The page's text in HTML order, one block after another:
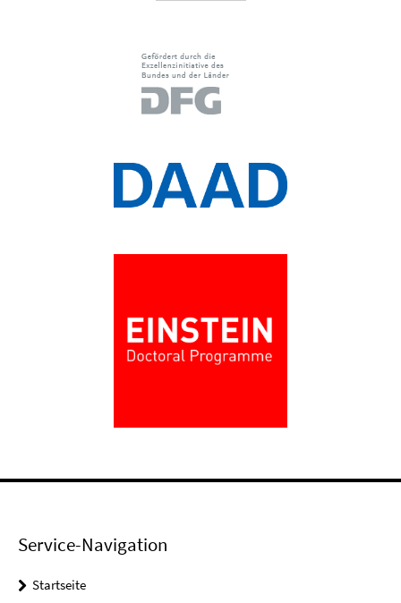
Service-Navigation
Startseite